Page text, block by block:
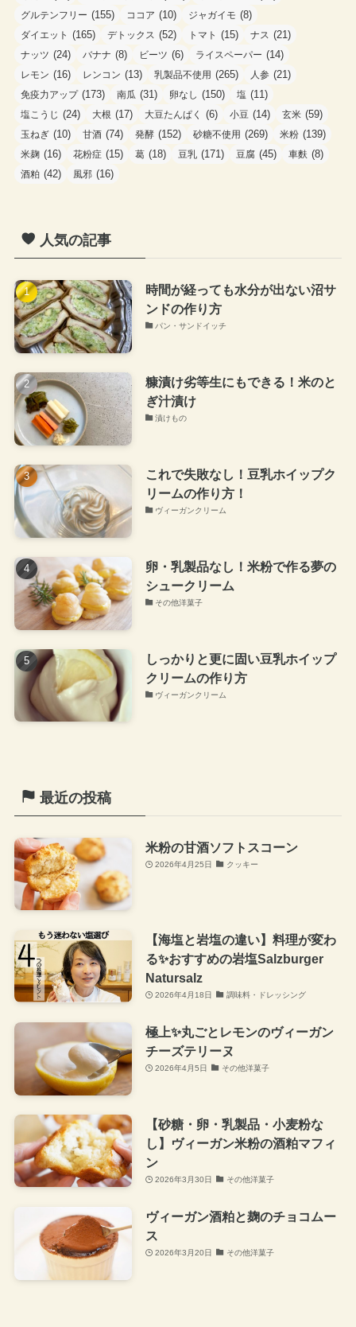
グルテンフリー (155) ココア (10) ジャガイモ (8)
ダイエット (165) デトックス (52) トマト (15) ナス (21)
ナッツ (24) バナナ (8) ビーツ (6) ライスペーパー (14)
レモン (16) レンコン (13) 乳製品不使用 (265) 人参 (21)
免疫力アップ(173) 南瓜 (31) 卵なし (150) 塩 (11)
塩こうじ (24) 大根 (17) 大豆たんぱく (6) 小豆 (14) 玄米 (59)
玉ねぎ (10) 甘酒 (74) 発酵 (152) 砂糖不使用 (269) 米粉 (139)
米麹 (16) 花粉症 (15) 葛 (18) 豆乳 (171) 豆腐 (45) 車麩 (8)
酒粕 (42) 風邪 (16)
人気の記事
時間が経っても水分が出ない沼サ
ンドの作り方
パン・サンドイッチ
糠漬け劣等生にもできる！米のと
ぎ汁漬け
漬けもの
これで失敗なし！豆乳ホイップク
リームの作り方！
ヴィーガンクリーム
卵・乳製品なし！米粉で作る夢の
シュークリーム
その他洋菓子
しっかりと更に固い豆乳ホイップ
クリームの作り方
ヴィーガンクリーム
最近の投稿
米粉の甘酒ソフトスコーン
2026年4月25日 クッキー
【海塩と岩塩の違い】料理が変わ
る✨おすすめの岩塩Salzburger
Natursalz
2026年4月18日 調味料・ドレッシング
極上✨丸ごとレモンのヴィーガン
チーズテリーヌ
2026年4月5日 その他洋菓子
【砂糖・卵・乳製品・小麦粉な
し】ヴィーガン米粉の酒粕マフィ
ン
2026年3月30日 その他洋菓子
ヴィーガン酒粕と麹のチョコムー
ス
2026年3月20日 その他洋菓子